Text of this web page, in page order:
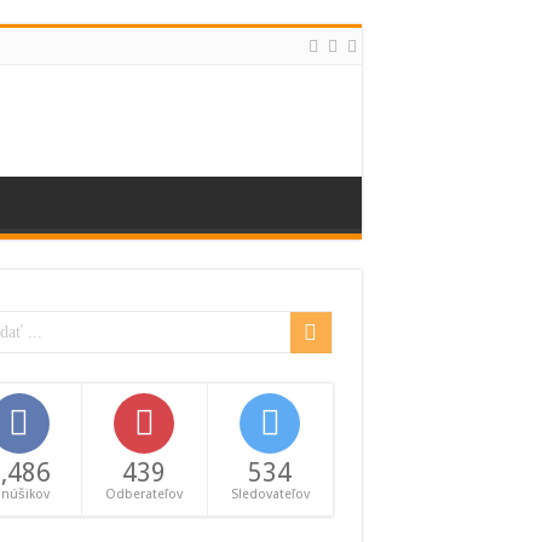
439
Odberateľov
534
Sledovateľov